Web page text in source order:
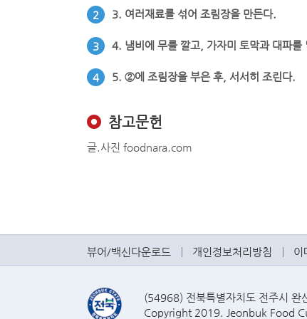
2 3. 여러재료를 섞어 조림장을 만든다.
3 4. 냄비에 무를 깔고, 가자미 토막과 대파를
4 5. ②에 조림장을 부은 후, 서서히 조린다.
참고문헌
글.사진 foodnara.com
뷰어/백신다운로드 개인정보처리방침 이
(54968) 전북특별자치도 전주시
Copyright 2019. Jeonbuk Food